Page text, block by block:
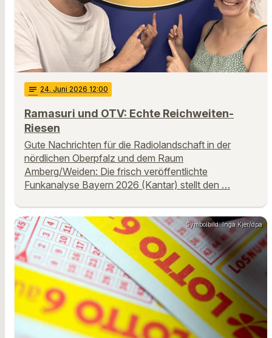
notes 24. Juni 2026 12:00
Ramasuri und OTV: Echte Reichweiten-
Riesen
Gute Nachrichten für die Radiolandschaft in der
nördlichen Oberpfalz und dem Raum
Amberg/Weiden: Die frisch veröffentlichte
Funkanalyse Bayern 2026 (Kantar) stellt den …
Symbolbild: Inga Kjer/dpa